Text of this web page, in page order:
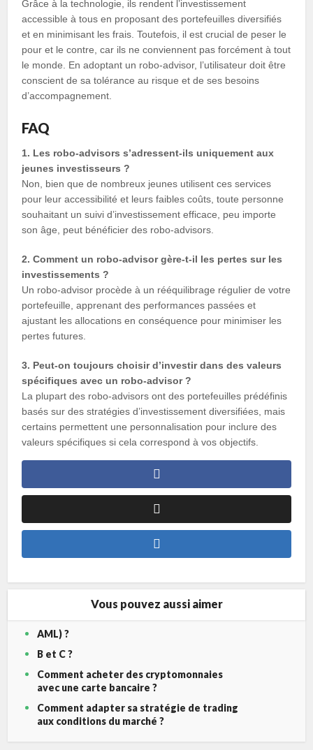
Grâce à la technologie, ils rendent l’investissement
accessible à tous en proposant des portefeuilles diversifiés
et en minimisant les frais. Toutefois, il est crucial de peser le
pour et le contre, car ils ne conviennent pas forcément à tout
le monde. En adoptant un robo-advisor, l’utilisateur doit être
conscient de sa tolérance au risque et de ses besoins
d’accompagnement.
FAQ
1. Les robo-advisors s’adressent-ils uniquement aux
jeunes investisseurs ?
Non, bien que de nombreux jeunes utilisent ces services
pour leur accessibilité et leurs faibles coûts, toute personne
souhaitant un suivi d’investissement efficace, peu importe
son âge, peut bénéficier des robo-advisors.
2. Comment un robo-advisor gère-t-il les pertes sur les
investissements ?
Un robo-advisor procède à un rééquilibrage régulier de votre
portefeuille, apprenant des performances passées et
ajustant les allocations en conséquence pour minimiser les
pertes futures.
3. Peut-on toujours choisir d’investir dans des valeurs
spécifiques avec un robo-advisor ?
La plupart des robo-advisors ont des portefeuilles prédéfinis
basés sur des stratégies d’investissement diversifiées, mais
certains permettent une personnalisation pour inclure des
valeurs spécifiques si cela correspond à vos objectifs.
Vous pouvez aussi aimer
AML) ?
B et C ?
Comment acheter des cryptomonnaies
avec une carte bancaire ?
Comment adapter sa stratégie de trading
aux conditions du marché ?